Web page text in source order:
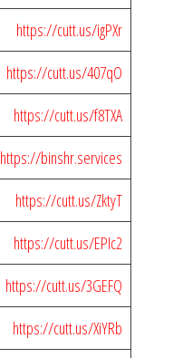
https://cutt.us/igPXr
https://cutt.us/407qO
https://cutt.us/f8TXA
https://binshr.services/
https://cutt.us/ZktyT
https://cutt.us/EPIc2
https://cutt.us/3GEFQ
https://cutt.us/XiYRb